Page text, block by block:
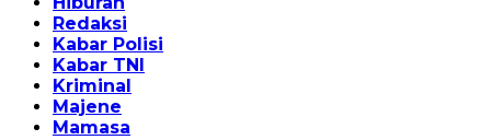
Redaksi
Kabar Polisi
Kabar TNI
Kriminal
Majene
Mamasa